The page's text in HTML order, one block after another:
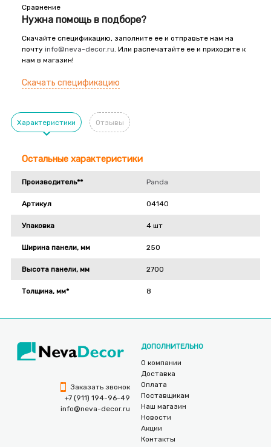
Сравнение
Нужна помощь в подборе?
Скачайте спецификацию, заполните ее и отправьте нам на
почту info@neva-decor.ru. Или распечатайте ее и приходите к
нам в магазин!
Скачать спецификацию
Характеристики Отзывы
Остальные характеристики
Производитель** Panda
Артикул 04140
Упаковка 4 шт
Ширина панели, мм 250
Высота панели, мм 2700
Толщина, мм* 8
Заказать звонок
+7 (911) 194-96-49
info@neva-decor.ru
ДОПОЛНИТЕЛЬНО
О компании
Доставка
Оплата
Поставщикам
Наш магазин
Новости
Акции
Контакты